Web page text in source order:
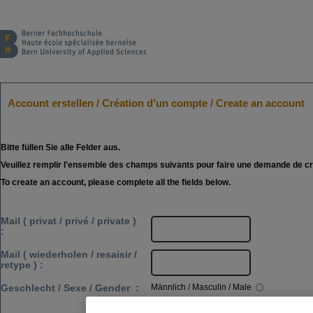
Account erstellen / Création d'un compte / Create an account
Bitte füllen Sie alle Felder aus.
Veuillez remplir l'ensemble des champs suivants pour faire une demande de
To create an account, please complete all the fields below.
Mail ( privat / privé / private )
:
Mail ( wiederholen / resaisir /
retype ) :
Geschlecht / Sexe / Gender : Männlich / Masculin / Male